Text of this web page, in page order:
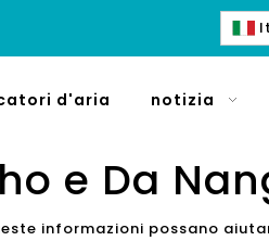
d'aria notizia
e Da
informazioni possano